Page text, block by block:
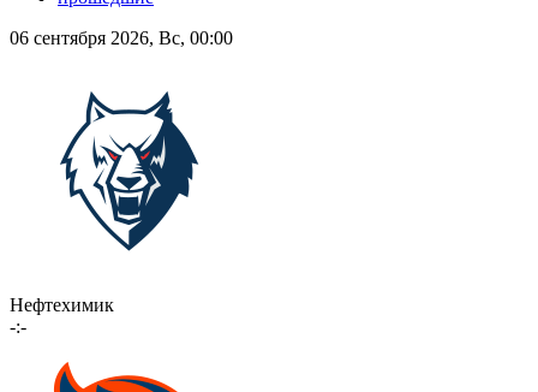
06 сентября 2026, Вс, 00:00
Нефтехимик
-:-